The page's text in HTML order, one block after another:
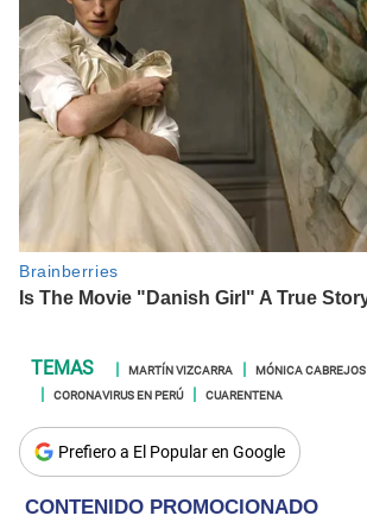
MARTÍN VIZCARRA MÓNICA CABREJOS
CORONAVIRUS EN PERÚ
CUARENTENA
Prefiero a El Popular en Google